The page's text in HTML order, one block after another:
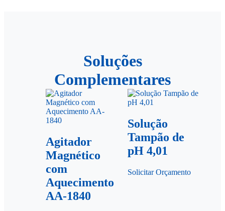
Soluções
Complementares
Agitador
Magnético
com
Aquecimento
AA-1840
Solução
Tampão de
pH 4,01
Solicitar Orçamento